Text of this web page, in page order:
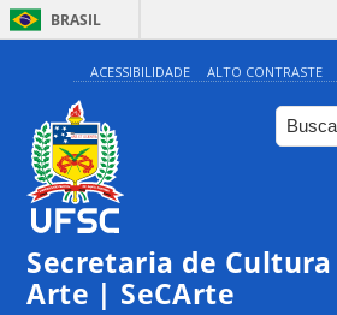
BRASIL
ACESSIBILIDADE ALTO CONTRASTE
Secretaria de Cultura
Arte | SeCArte
0:00
1:00